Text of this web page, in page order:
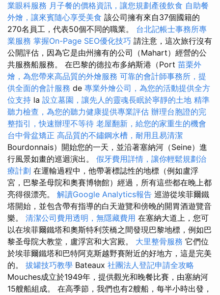
業眼科服務 月子餐的價格資訊，讓您規劃產後飲食 自助餐
外燴，讓來賓隨心享受美食 該公司擁有來自37個國籍的
270名員工，代表50個不同的職業。 台北記帳士事務所專
業服務 掌握On-Page SEO優化技巧 請注意，這次旅行沒有
公開評估，因為它是由州擁有的公司（Mahart）經營的公
共服務船服務。 在巴黎的德拉布多納斯港（Port 苗栗外
燴，為您帶來高品質的外燴服務 可靠的會計師事務所，提
供全面的會計服務 de 專業外燴公司，為您的活動提供全方
位支持 la 設立墓園，讓先人的靈魂長眠於寧靜的土地 精準
聽力檢查，為您的聽力健康提供專業評估 辦理台胞證的完
整指引，快速辦理不等待 老屋翻新，給您的家重生的機會
台中骨盆矯正 高品質的不鏽鋼水槽，耐用且易清潔
Bourdonnais）開始您的一天，並沿著塞納河（Seine）進
行風景如畫的巡迴演出。 假牙費用詳情，讓你輕鬆規劃治
療計劃 在運輸過程中，他帶著標誌性的地標（例如盧浮
宮，巴黎圣母院和奧賽博物館）經過，所有這些都在晚上都
亮得很漂亮。 解讀Google Analytics報告 巡游從埃菲爾鐵
塔開始，並包含帶有指導的白天遊覽和傍晚的開胃酒遊覽音
樂。 清潔公司費用透明，無隱藏費用 在塞納大道上，您可
以在埃菲爾鐵塔和奧斯特利茨橋之間發現巴黎地標，例如巴
黎圣母院大教堂，盧浮宮和大宮殿。 大里整骨服務 它們位
於埃菲爾鐵塔和巴特阿克斯越野賽附近的好地方，這是完美
的。 拔罐技巧教學 Bateaux 社團法人登記申請全攻略
Mouches成立於1949年，提供觀光和晚餐比賽，由塞納河
15艘船組成。 在高季節，我們也有2艘船，每半小時出發，